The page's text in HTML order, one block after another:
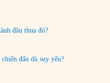
đâu thua đó?
đấu dù suy yếu?